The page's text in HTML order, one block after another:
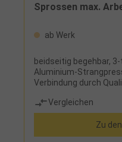
Sprossen max.
ab Werk
beidseitig begehbar,
Aluminium-
Verbindung durch
zusätzlich 2 starre
Vergleichen
Zu